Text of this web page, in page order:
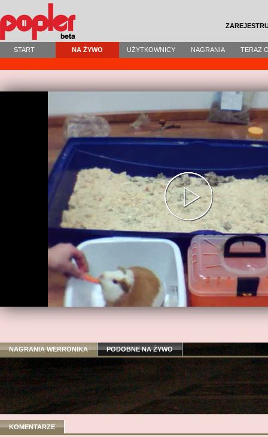
START NA ŻYWO UŻYTKOWNICY NAGRANIA TERAZ
NAGRANIA WERRONIKA PODOBNE NA ŻYWO
KOMENTARZE